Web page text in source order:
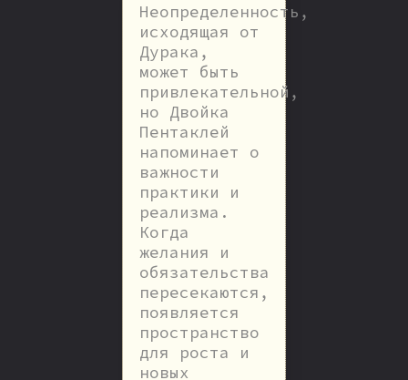
Неопределенность,
исходящая от
Дурака,
может быть
привлекательной,
но Двойка
Пентаклей
напоминает о
важности
практики и
реализма.
Когда
желания и
обязательства
пересекаются,
появляется
пространство
для роста и
новых